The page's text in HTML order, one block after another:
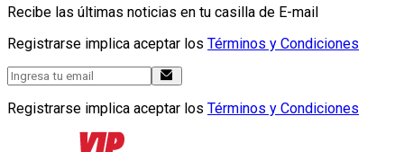
Recibe las últimas noticias en tu casilla de E-mail
Registrarse implica aceptar los Términos y Condiciones
Registrarse implica aceptar los Términos y Condiciones